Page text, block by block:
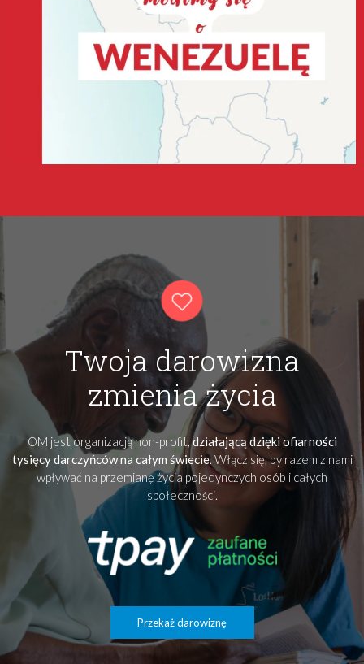
Twoja darowizna
zmienia życia
OM jest organizacją non-profit,działającą dzięki ofiarności
tysięcy darczyńców na całym świecie. Włącz się, by razem z nami
wpływać na przemianę życia pojedynczych osób i całych
społeczności.
Przekaż darowiznę